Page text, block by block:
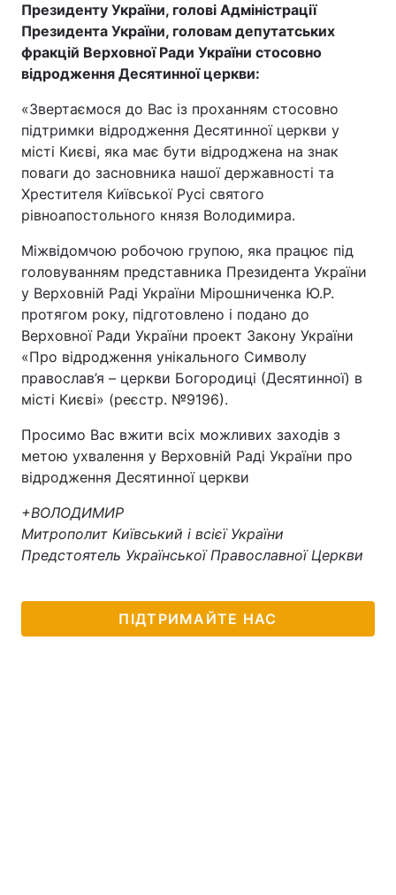
Президенту України, голові Адміністрації
Президента України, головам депутатських
фракцій Верховної Ради України стосовно
відродження Десятинної церкви:
«Звертаємося до Вас із проханням стосовно
підтримки відродження Десятинної церкви у
місті Києві, яка має бути відроджена на знак
поваги до засновника нашої державності та
Хрестителя Київської Русі святого
рівноапостольного князя Володимира.
Міжвідомчою робочою групою, яка працює під
головуванням представника Президента України
у Верховній Раді України Мірошниченка Ю.Р.
протягом року, підготовлено і подано до
Верховної Ради України проект Закону України
«Про відродження унікального Символу
православ’я – церкви Богородиці (Десятинної) в
місті Києві» (реєстр. №9196).
Просимо Вас вжити всіх можливих заходів з
метою ухвалення у Верховній Раді України про
відродження Десятинної церкви
+ВОЛОДИМИР
Митрополит Київський і всієї України
Предстоятель Української Православної Церкви
ПІДТРИМАЙТЕ НАС